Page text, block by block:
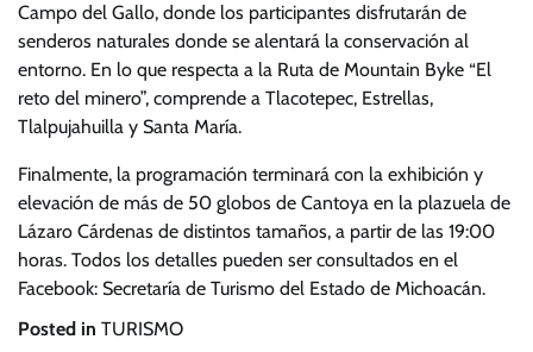
Campo del Gallo, donde los participantes disfrutarán de
senderos naturales donde se alentará la conservación al
entorno. En lo que respecta a la Ruta de Mountain Byke “El
reto del minero”, comprende a Tlacotepec, Estrellas,
Tlalpujahuilla y Santa María.
Finalmente, la programación terminará con la exhibición y
elevación de más de 50 globos de Cantoya en la plazuela de
Lázaro Cárdenas de distintos tamaños, a partir de las 19:00
horas. Todos los detalles pueden ser consultados en el
Facebook: Secretaría de Turismo del Estado de Michoacán.
Posted in TURISMO